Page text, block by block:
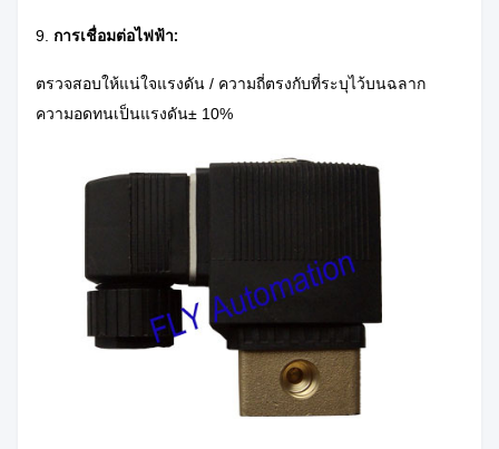
9. การเชื่อมต่อไฟฟ้า:
ตรวจสอบให้แน่ใจแรงดัน / ความถี่ตรงกับที่ระบุไว้บนฉลาก
ความอดทนเป็นแรงดัน± 10%